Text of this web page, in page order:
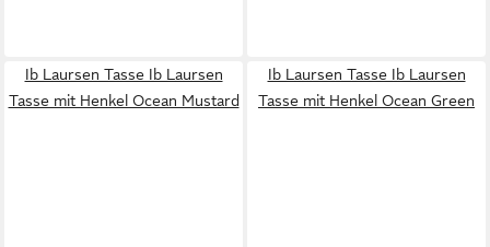
Ib Laursen Tasse Ib Laursen
Tasse mit Henkel Ocean Mustard
Ib Laursen Tasse Ib Laursen
Tasse mit Henkel Ocean Green